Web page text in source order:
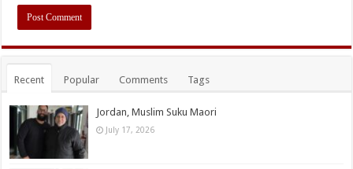
Recent Popular Comments Tags
Jordan, Muslim Suku Maori
July 17, 2026